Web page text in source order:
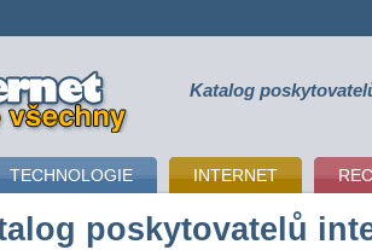
Katalog
TECHNOLOGIE INTERNET
poskytovatelů